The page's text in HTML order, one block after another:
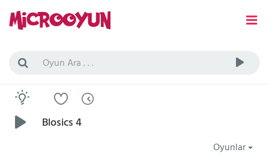
Blosics 4
Oyunlar